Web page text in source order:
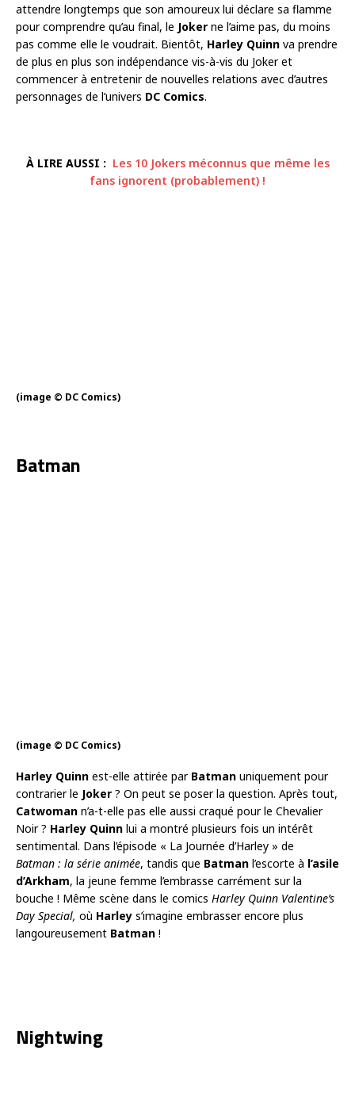
attendre longtemps que son amoureux lui déclare sa flamme
pour comprendre qu’au final, le Joker ne l’aime pas, du moins
pas comme elle le voudrait. Bientôt, Harley Quinn va prendre
de plus en plus son indépendance vis-à-vis du Joker et
commencer à entretenir de nouvelles relations avec d’autres
personnages de l’univers DC Comics.
À LIRE AUSSI : Les 10 Jokers méconnus que même les
fans ignorent (probablement) !
(image © DC Comics)
Batman
(image © DC Comics)
Harley Quinn est-elle attirée par Batman uniquement pour
contrarier le Joker ? On peut se poser la question. Après tout,
Catwoman n’a-t-elle pas elle aussi craqué pour le Chevalier
Noir ? Harley Quinn lui a montré plusieurs fois un intérêt
sentimental. Dans l’épisode « La Journée d’Harley » de
Batman : la série animée, tandis que Batman l’escorte à l’asile
d’Arkham, la jeune femme l’embrasse carrément sur la
bouche ! Même scène dans le comics Harley Quinn Valentine’s
Day Special, où Harley s’imagine embrasser encore plus
langoureusement Batman !
Nightwing